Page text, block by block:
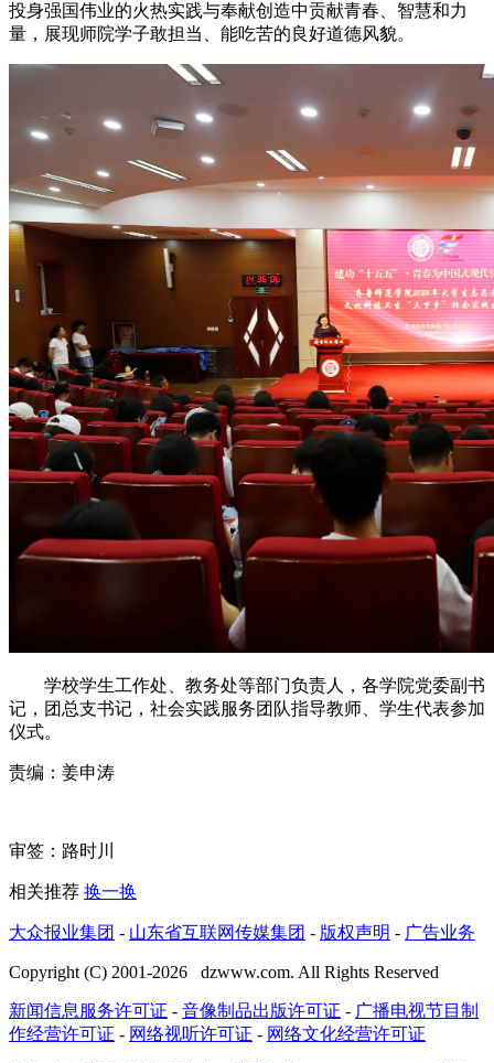
投身强国伟业的火热实践与奉献创造中贡献青春、智慧和力
量，展现师院学子敢担当、能吃苦的良好道德风貌。
学校学生工作处、教务处等部门负责人，各学院党委副书
记，团总支书记，社会实践服务团队指导教师、学生代表参加
仪式。
责编：姜申涛
审签：路时川
相关推荐 换一换
大众报业集团 - 山东省互联网传媒集团 - 版权声明 - 广告业务
Copyright (C) 2001-2026 dzwww.com. All Rights Reserved
新闻信息服务许可证 - 音像制品出版许可证 - 广播电视节目制
作经营许可证 - 网络视听许可证 - 网络文化经营许可证